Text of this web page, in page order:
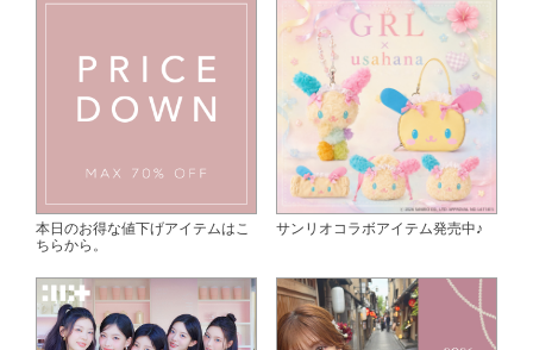
本日のお得な値下げアイテムはこ
ちらから。
サンリオコラボアイテム発売中♪